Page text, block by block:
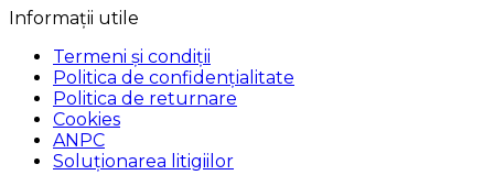
Informații utile
Termeni și condiții
Politica de confidențialitate
Politica de returnare
Cookies
ANPC
Soluționarea litigiilor